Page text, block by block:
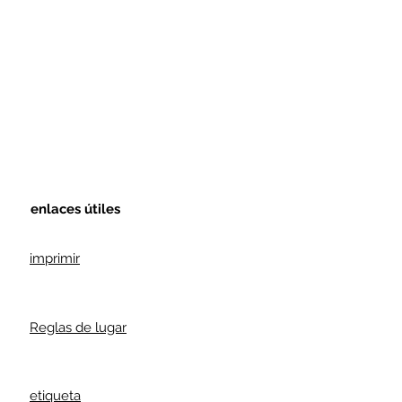
enlaces útiles
imprimir
Reglas de lugar
etiqueta